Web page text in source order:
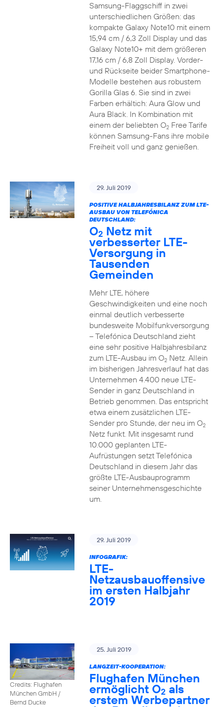
Samsung-Flaggschiff in zwei
unterschiedlichen Größen: das
kompakte Galaxy Note10 mit einem
15,94 cm / 6,3 Zoll Display und das
Galaxy Note10+ mit dem größeren
17,16 cm / 6,8 Zoll Display. Vorder-
und Rückseite beider Smartphone-
Modelle bestehen aus robustem
Gorilla Glas 6. Sie sind in zwei
Farben erhältich: Aura Glow und
Aura Black. In Kombination mit
einem der beliebten O2Free Tarife
können Samsung-Fans ihre mobile
Freiheit voll und ganz genießen.
29. Juli 2019
POSITIVE HALBJAHRESBILANZ ZUM LTE-
AUSBAU VON TELEFÓNICA
DEUTSCHLAND:
O2 Netz mit
verbesserter LTE-
Versorgung in
Tausenden
Gemeinden
Mehr LTE, höhere
Geschwindigkeiten und eine noch
einmal deutlich verbesserte
bundesweite Mobilfunkversorgung
– Telefónica Deutschland zieht
eine sehr positive Halbjahresbilanz
zum LTE-Ausbau im O2Netz. Allein
im bisherigen Jahresverlauf hat das
Unternehmen 4.400 neue LTE-
Sender in ganz Deutschland in
Betrieb genommen. Das entspricht
etwa einem zusätzlichen LTE-
Sender pro Stunde, der neu im O2
Netz funkt. Mit insgesamt rund
10.000 geplanten LTE-
Aufrüstungen setzt Telefónica
Deutschland in diesem Jahr das
größte LTE-Ausbauprogramm
seiner Unternehmensgeschichte
um.
29. Juli 2019
INFOGRAFIK:
LTE-
Netzausbauoffensive
im ersten Halbjahr
2019
Credits: Flughafen
München GmbH /
Bernd Ducke
25. Juli 2019
LANGZEIT-KOOPERATION:
Flughafen München
ermöglicht O2 als
erstem Werbepartner